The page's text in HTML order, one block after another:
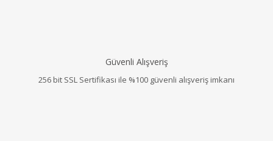
Güvenli Alışveriş
256 bit SSL Sertifikası ile %100 güvenli alışveriş imkanı